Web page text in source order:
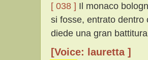
[ 038 ] Il monaco
si fosse, entrato dentro
diede una gran
[Voice: lauretta ]